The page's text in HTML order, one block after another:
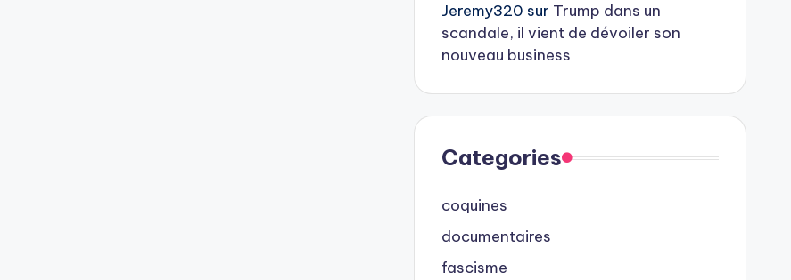
Jeremy320 sur Trump dans un
scandale, il vient de dévoiler son
nouveau business
Categories
coquines
documentaires
fascisme